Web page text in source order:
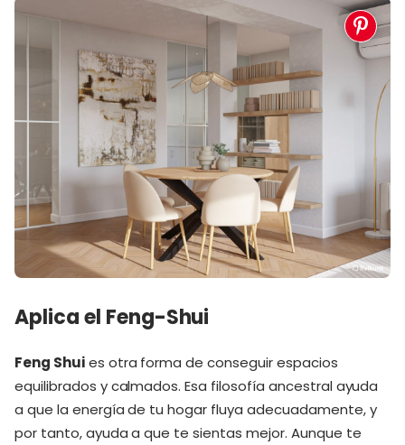
Aplica el Feng-Shui
Feng Shuies otra forma de conseguir espacios
equilibrados y calmados. Esa filosofía ancestral ayuda
a que la energía de tu hogar fluya adecuadamente, y
por tanto, ayuda a que te sientas mejor. Aunque te